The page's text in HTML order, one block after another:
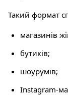
Такий формат
магазинів
бутиків;
шоурумів;
Instagram-